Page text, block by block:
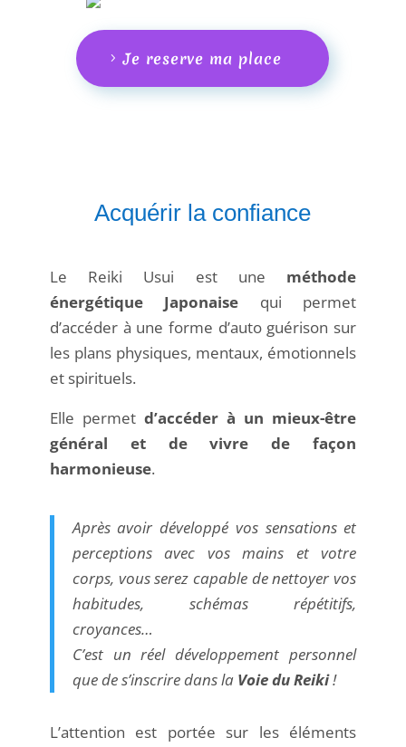
Je reserve ma place
Acquérir la confiance
Le Reiki Usui est une méthode
énergétique Japonaise qui permet
d’accéder à une forme d’auto guérison sur
les plans physiques, mentaux, émotionnels
et spirituels.
Elle permet d’accéder à un mieux-être
général et de vivre de façon
harmonieuse.
Après avoir développé vos sensations et
perceptions avec vos mains et votre
corps, vous serez capable de nettoyer vos
habitudes, schémas répétitifs,
croyances…
C’est un réel développement personnel
que de s’inscrire dans la Voie du Reiki!
L’attention est portée sur les éléments